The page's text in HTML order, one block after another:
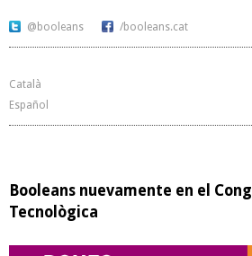
@booleans /booleans.cat
Català
Español
Booleans nuevamente en el
Tecnològica